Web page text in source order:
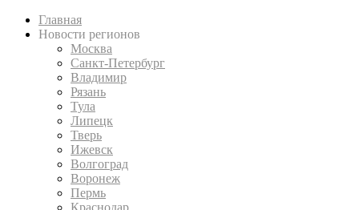
Главная
Новости регионов
Москва
Санкт-Петербург
Владимир
Рязань
Тула
Липецк
Тверь
Ижевск
Волгоград
Воронеж
Пермь
Краснодар